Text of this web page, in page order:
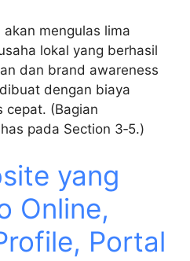
mengulas lima
lokal yang berhasil
dan brand awareness
dengan biaya
cepat. (Bagian
pada Section 3‑5.)
yang
Online,
Portal